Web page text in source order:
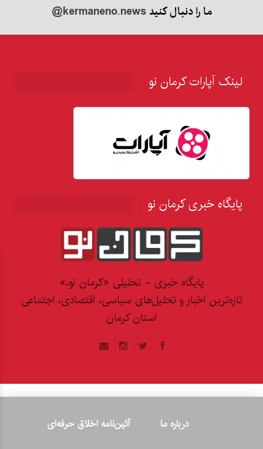
ما را دنبال کنید@kermaneno.news
لینک آپارات کرمان نو
پایگاه خبری کرمان نو
پایگاه خبری - تحلیلی «کرمان نو،»
تازه‌ترین اخبار و تحلیل‌های سیاسی، اقتصادی، اجتماعی
استان کرمان
درباره ما
آئین‌نامه اخلاق حرفه‌ای